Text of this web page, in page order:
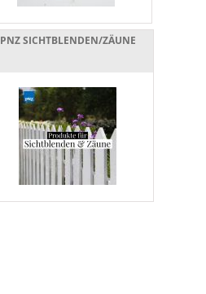
PNZ SICHTBLENDEN/ZÄUNE